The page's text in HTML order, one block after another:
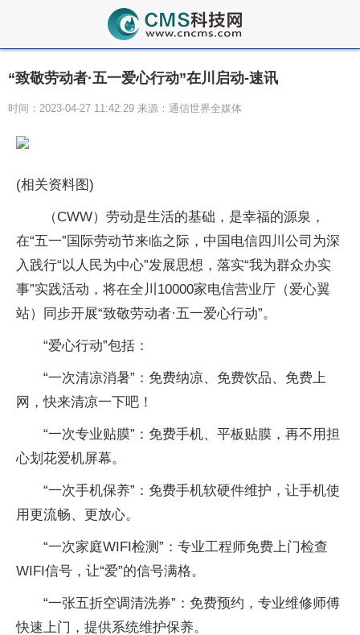
“致敬劳动者·五一爱心行动”在川启动-速讯
时间：2023-04-27 11:42:29 来源：通信世界全媒体
(相关资料图)
（CWW）劳动是生活的基础，是幸福的源泉，
在“五一”国际劳动节来临之际，中国电信四川公司为深
入践行“以人民为中心”发展思想，落实“我为群众办实
事”实践活动，将在全川10000家电信营业厅（爱心翼
站）同步开展“致敬劳动者·五一爱心行动”。
“爱心行动”包括：
“一次清凉消暑”：免费纳凉、免费饮品、免费上
网，快来清凉一下吧！
“一次专业贴膜”：免费手机、平板贴膜，再不用担
心划花爱机屏幕。
“一次手机保养”：免费手机软硬件维护，让手机使
用更流畅、更放心。
“一次家庭WIFI检测”：专业工程师免费上门检查
WIFI信号，让“爱”的信号满格。
“一张五折空调清洗券”：免费预约，专业维修师傅
快速上门，提供系统维护保养。